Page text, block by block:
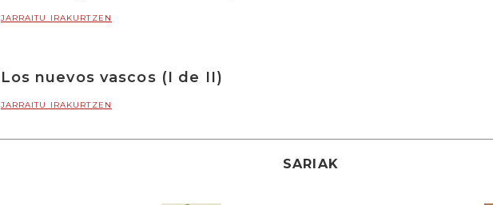
JARRAITU IRAKURTZEN
Los nuevos vascos (I de II)
JARRAITU IRAKURTZEN
SARIAK